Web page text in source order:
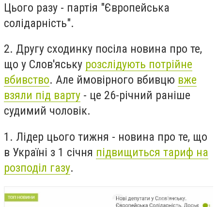
Цього разу - партія "Європейська
солідарність".
2. Другу сходинку посіла новина про те,
що у Слов'яську розслідують потрійне
вбивство. Але ймовірного вбивцю вже
взяли під варту - це 26-річний раніше
судимий чоловік.
1. Лідер цього тижня - новина про те, що
в Україні з 1 січня підвищиться тариф на
розподіл газу.